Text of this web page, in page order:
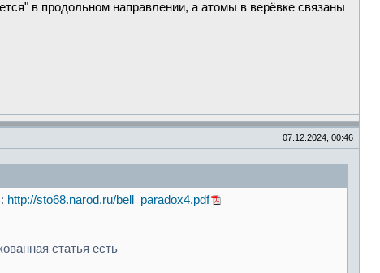
в продольном направлении, а атомы в верёвке связаны
07.12.2024, 00:46
http://sto68.narod.ru/bell_paradox4.pdf
статья есть